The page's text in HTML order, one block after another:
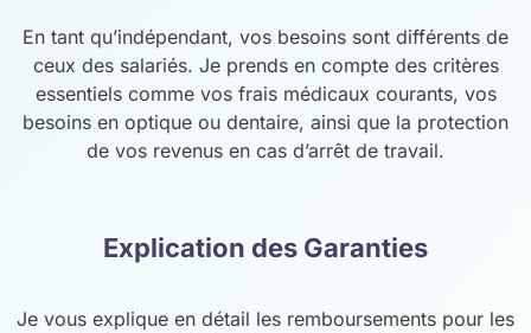
En tant qu’indépendant, vos besoins sont différents de
ceux des salariés. Je prends en compte des critères
essentiels comme vos frais médicaux courants, vos
besoins en optique ou dentaire, ainsi que la protection
de vos revenus en cas d’arrêt de travail.
Explication des Garanties
Je vous explique en détail les remboursements pour les